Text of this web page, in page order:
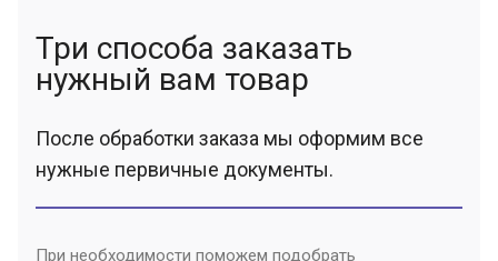
Три способа заказать
нужный вам товар
После обработки заказа мы оформим все
нужные первичные документы.
При необходимости поможем подобрать